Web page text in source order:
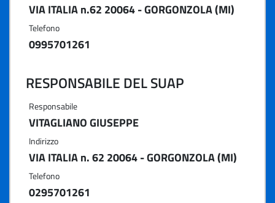
VIA ITALIA n.62 20064 - GORGONZOLA (MI)
Telefono
0995701261
RESPONSABILE DEL SUAP
Responsabile
VITAGLIANO GIUSEPPE
Indirizzo
VIA ITALIA n. 62 20064 - GORGONZOLA (MI)
Telefono
0295701261